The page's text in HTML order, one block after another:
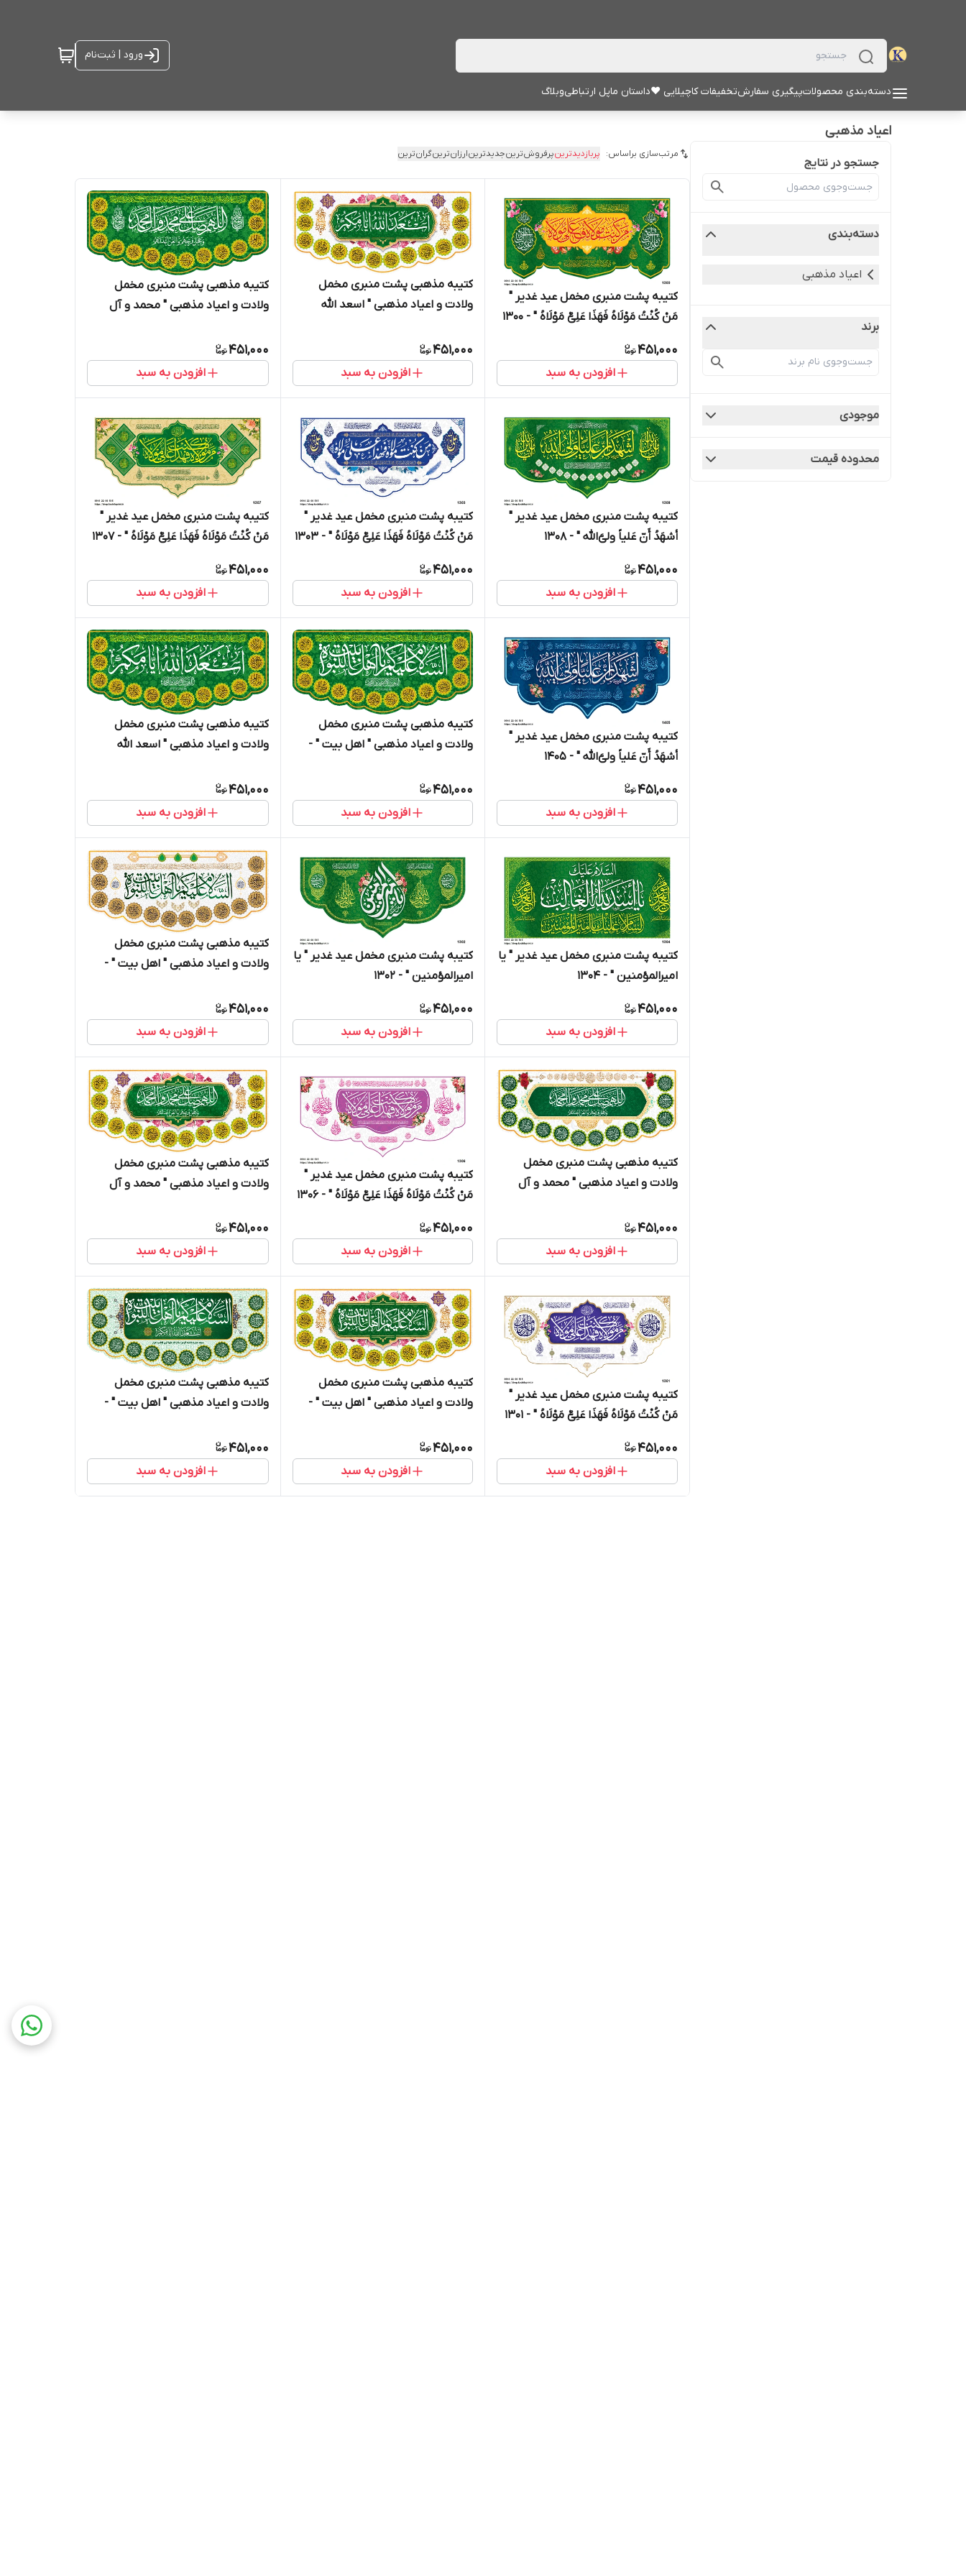
ورود | ثبت‌نام
دسته‌بندی محصولاتپیگیری سفارشتخفیفات کاچیلایی ♥داستان ماپل ارتباطیوبلاگ
اعیاد مذهبی
جستجو در نتایج
دسته‌بندی
اعیاد مذهبی
برند
موجودی
محدوده قیمت
مرتب‌سازی براساس: پربازدیدترینپرفروش‌ترینجدیدترینارزان‌ترینگران‌ترین
کتیبه پشت منبری مخمل عید غدیر "
مَنْ کُنْتُ مَوْلَاهُ فَهَذَا عَلِیٌّ مَوْلَاهُ " - 1300
451,000
افزودن به سبد
کتیبه مذهبی پشت منبری مخمل
ولادت و اعیاد مذهبی " اسعد الله
451,000
افزودن به سبد
کتیبه مذهبی پشت منبری مخمل
ولادت و اعیاد مذهبی " محمد و آل
451,000
افزودن به سبد
کتیبه پشت منبری مخمل عید غدیر "
أشهَدُ أَنّ عَلیاً ولی‌َّالله " - 1308
451,000
افزودن به سبد
کتیبه پشت منبری مخمل عید غدیر "
مَنْ کُنْتُ مَوْلَاهُ فَهَذَا عَلِیٌّ مَوْلَاهُ " - 1303
451,000
افزودن به سبد
کتیبه پشت منبری مخمل عید غدیر "
مَنْ کُنْتُ مَوْلَاهُ فَهَذَا عَلِیٌّ مَوْلَاهُ " - 1307
451,000
افزودن به سبد
کتیبه پشت منبری مخمل عید غدیر "
أشهَدُ أَنّ عَلیاً ولی‌َّالله " - 1405
451,000
افزودن به سبد
کتیبه مذهبی پشت منبری مخمل
ولادت و اعیاد مذهبی " اهل بیت " -
451,000
افزودن به سبد
کتیبه مذهبی پشت منبری مخمل
ولادت و اعیاد مذهبی " اسعد الله
451,000
افزودن به سبد
کتیبه پشت منبری مخمل عید غدیر " یا
امیرالمؤمنین " - 1304
451,000
افزودن به سبد
کتیبه پشت منبری مخمل عید غدیر " یا
امیرالمؤمنین " - 1302
451,000
افزودن به سبد
کتیبه مذهبی پشت منبری مخمل
ولادت و اعیاد مذهبی " اهل بیت " -
451,000
افزودن به سبد
کتیبه مذهبی پشت منبری مخمل
ولادت و اعیاد مذهبی " محمد و آل
451,000
افزودن به سبد
کتیبه پشت منبری مخمل عید غدیر "
مَنْ کُنْتُ مَوْلَاهُ فَهَذَا عَلِیٌّ مَوْلَاهُ " - 1306
451,000
افزودن به سبد
کتیبه مذهبی پشت منبری مخمل
ولادت و اعیاد مذهبی " محمد و آل
451,000
افزودن به سبد
کتیبه پشت منبری مخمل عید غدیر "
مَنْ کُنْتُ مَوْلَاهُ فَهَذَا عَلِیٌّ مَوْلَاهُ " - 1301
451,000
افزودن به سبد
کتیبه مذهبی پشت منبری مخمل
ولادت و اعیاد مذهبی " اهل بیت " -
451,000
افزودن به سبد
کتیبه مذهبی پشت منبری مخمل
ولادت و اعیاد مذهبی " اهل بیت " -
451,000
افزودن به سبد